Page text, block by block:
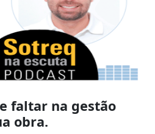
faltar na gestão
obra.